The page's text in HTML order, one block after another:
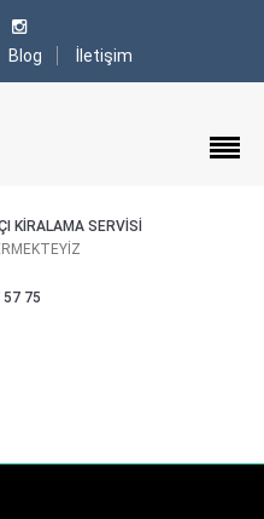
Blog İletişim
KİRALAMA SERVİSİ
75